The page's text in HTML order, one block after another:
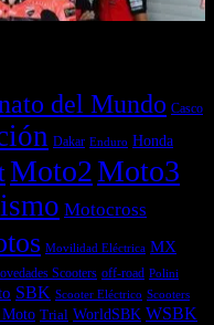
del Mundo Casco
Dakar Enduro Honda
Moto2Moto3
Motocross
Movilidad Eléctrica MX
Scooters off-road Polini
SBK Scooter Eléctrico Scooters
Trial WorldSBK WSBK